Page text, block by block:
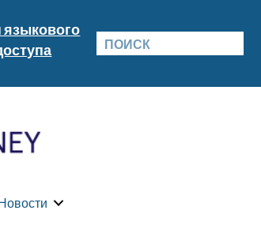
языкового